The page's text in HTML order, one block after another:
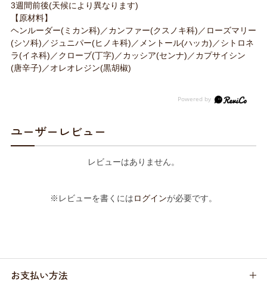
3週間前後(天候により異なります)
【原材料】
ヘンルーダー(ミカン科)／カンファー(クスノキ科)／ローズマリー
(シソ科)／ジュニパー(ヒノキ科)／メントール(ハッカ)／シトロネ
ラ(イネ科)／クローブ(丁字)／カッシア(センナ)／カプサイシン
(唐辛子)／オレオレジン(黒胡椒)
ユーザーレビュー
レビューはありません。
※レビューを書くにはログインが必要です。
お支払い方法